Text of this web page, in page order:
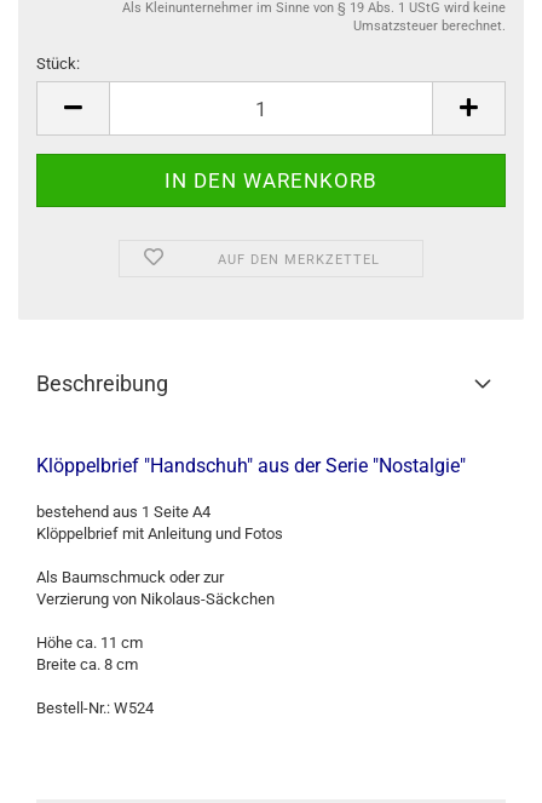
Als Kleinunternehmer im Sinne von § 19 Abs. 1 UStG wird keine
Umsatzsteuer berechnet.
Stück:
AUF DEN MERKZETTEL
Beschreibung
Klöppelbrief "Handschuh" aus der Serie "Nostalgie"
bestehend aus 1 Seite A4
Klöppelbrief mit Anleitung und Fotos
Als Baumschmuck oder zur
Verzierung von Nikolaus-Säckchen
Höhe ca. 11 cm
Breite ca. 8 cm
Bestell-Nr.: W524